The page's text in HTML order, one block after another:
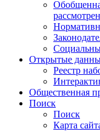
Открытые
Реестр
Общественная
Поиск
Поиск
Карта